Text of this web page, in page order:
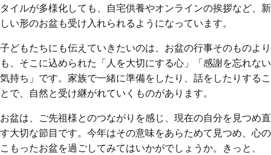
タイルが多様化しても、自宅供養やオンラインの挨拶など、新
しい形のお盆も受け入れられるようになっています。
子どもたちにも伝えていきたいのは、お盆の行事そのものより
も、そこに込められた「人を大切にする心」「感謝を忘れない
気持ち」です。家族で一緒に準備をしたり、話をしたりするこ
とで、自然と受け継がれていくものがあります。
お盆は、ご先祖様とのつながりを感じ、現在の自分を見つめ直
す大切な節目です。今年はその意味をあらためて見つめ、心の
こもったお盆を過ごしてみてはいかがでしょうか。きっと、